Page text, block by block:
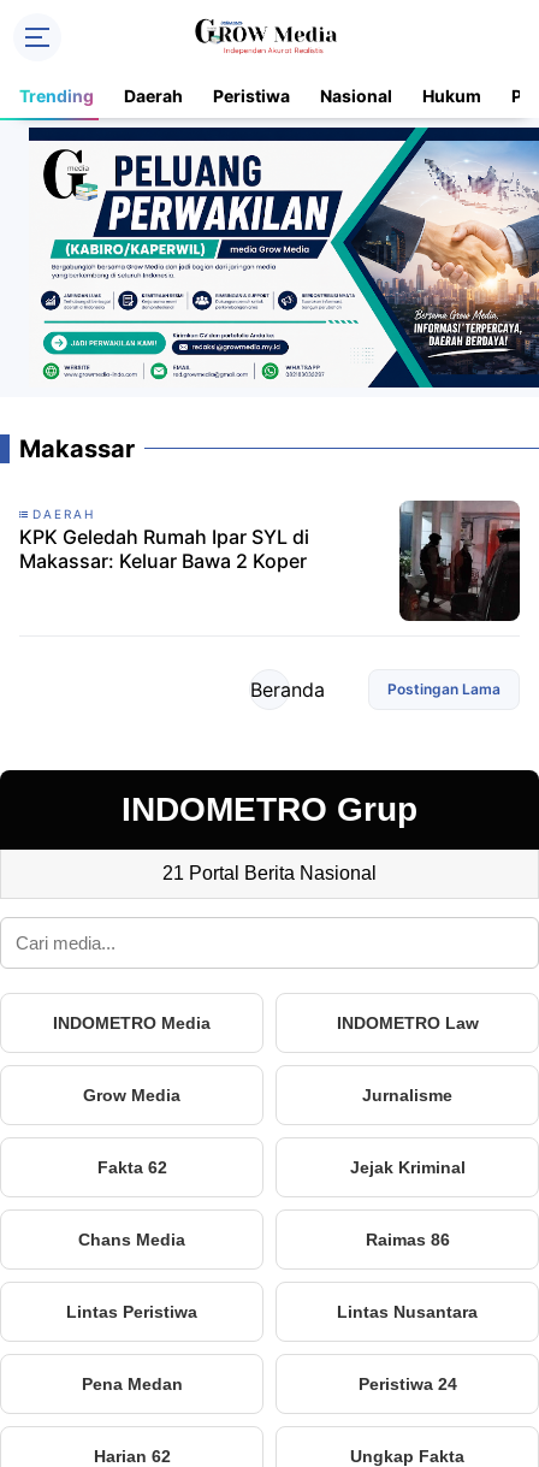
Trending Daerah Peristiwa Nasional Hukum
Makassar
DAERAH
KPK Geledah Rumah Ipar SYL di
Makassar: Keluar Bawa 2 Koper
Postingan Lama
Beranda
INDOMETRO Grup
21 Portal Berita Nasional
INDOMETRO Media INDOMETRO Law
Grow Media Jurnalisme
Fakta 62 Jejak Kriminal
Chans Media Raimas 86
Lintas Peristiwa Lintas Nusantara
Pena Medan Peristiwa 24
Harian 62 Ungkap Fakta